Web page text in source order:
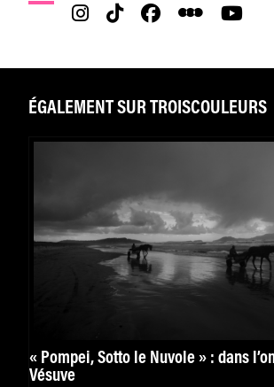
ÉGALEMENT SUR TROISCOULEURS
« Pompei, Sotto le Nuvole » : dans
Vésuve